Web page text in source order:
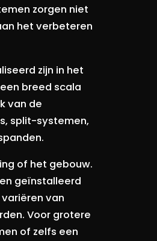
zorgen niet
het verbeteren
zijn in het
breed scala
van de
split-systemen,
of het gebouw.
geïnstalleerd
van
Voor grotere
of zelfs een